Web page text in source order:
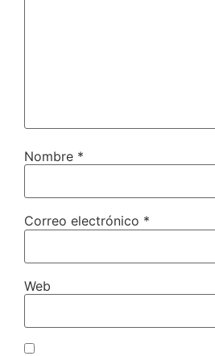
Nombre *
Correo electrónico *
Web